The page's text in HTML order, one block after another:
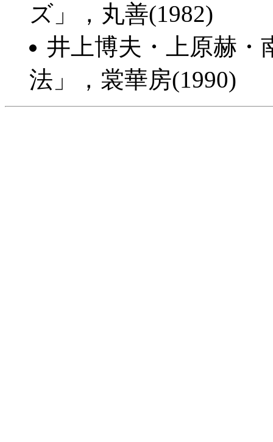
ズ」，丸善(1982)
井上博夫・上原赫・
法」，裳華房(1990)